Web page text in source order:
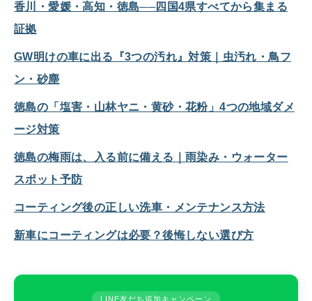
香川・愛媛・高知・徳島──四国4県すべてから集まる
証拠
GW明けの車に出る『3つの汚れ』対策｜虫汚れ・鳥フ
ン・砂塵
徳島の「塩害・山林ヤニ・黄砂・花粉」4つの地域ダメ
ージ対策
徳島の梅雨は、入る前に備える｜雨染み・ウォーター
スポット予防
コーティング後の正しい洗車・メンテナンス方法
新車にコーティングは必要？後悔しない選び方
LINE友だち追加キャンペーン